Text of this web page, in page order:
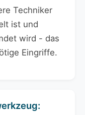
Techniker
ist und
wird - das
Eingriffe.